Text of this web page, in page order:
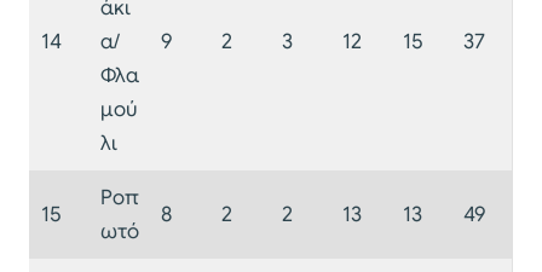
14
άκι
α/
Φλα
μού
λι
9 2 3 12 15 37
15
Ροπ
ωτό
8 2 2 13 13 49